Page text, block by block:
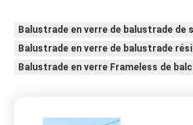
Balustrade en verre de balustrade de
Balustrade en verre de balustrade
Balustrade en verre Frameless de